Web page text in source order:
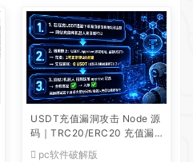
USDT充值漏洞攻击 Node 源
码｜TRC20/ERC20 充值漏
洞利用脚本全套源码
pc软件破解版